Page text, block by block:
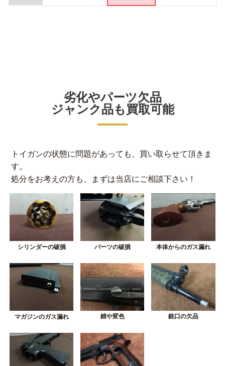
劣化やパーツ欠品
ジャンク品も買取可能
トイガンの状態に問題があっても、買い取らせて頂きま
す。
処分をお考えの方も、まずは当店にご相談下さい！
シリンダーの破損 パーツの破損 本体からのガス漏れ
マガジンのガス漏れ 錆や変色 銃口の欠品